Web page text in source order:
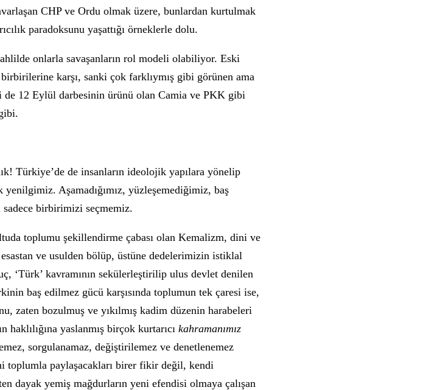
CHP ve Ordu olmak üzere, bunlardan kurtulmak
paradoksunu yaşattığı örneklerle dolu.
onlarla savaşanların rol modeli olabiliyor. Eski
karşı, sanki çok farklıymış gibi görünen ama
de 12 Eylül darbesinin ürünü olan Camia ve PKK gibi
Türkiye’de de insanların ideolojik yapılara yönelip
yenilgimiz. Aşamadığımız, yüzleşemediğimiz, baş
sadece birbirimizi seçmemiz.
toplumu şekillendirme çabası olan Kemalizm, dini ve
ve usulden bölüp, üstüne dedelerimizin istiklal
‘Türk’ kavramının sekülerleştirilip ulus devlet denilen
baş edilmez gücü karşısında toplumun tek çaresi ise,
zaten bozulmuş ve yıkılmış kadim düzenin harabeleri
yaslanmış birçok kurtarıcı kahramanımız
sorgulanamaz, değiştirilemez ve denetlenemez
toplumla paylaşacakları birer fikir değil, kendi
dayak yemiş mağdurların yeni efendisi olmaya çalışan